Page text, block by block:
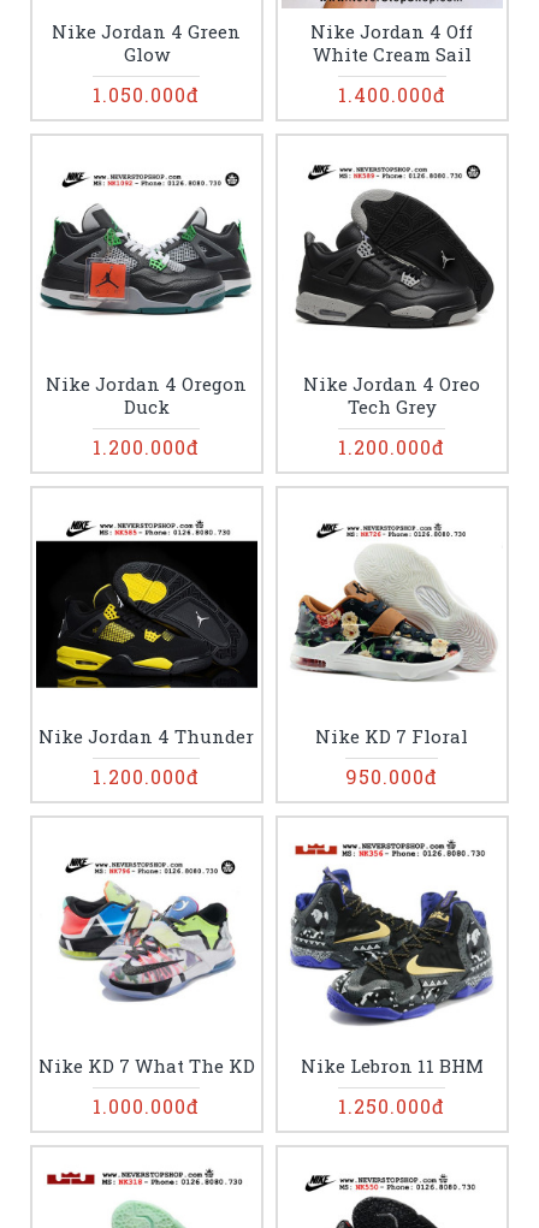
Nike Jordan 4 Green
Glow
1.050.000đ
Nike Jordan 4 Off
White Cream Sail
1.400.000đ
Nike Jordan 4 Oregon
Duck
1.200.000đ
Nike Jordan 4 Oreo
Tech Grey
1.200.000đ
Nike Jordan 4 Thunder
1.200.000đ
Nike KD 7 Floral
950.000đ
Nike KD 7 What The KD
1.000.000đ
Nike Lebron 11 BHM
1.250.000đ